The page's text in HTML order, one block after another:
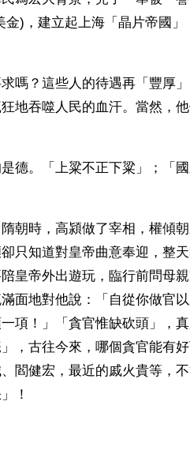
)，建立起上海「晶片帝國」
嗎？這些人的待遇再「豐厚
地吞噬人民的血汗。當然，
德。「上粱不正下粱」；「
朝時，高潁做了宰相，權傾
只知道對皇帝曲意奉迎，整
皇帝外出遊玩，臨行前問母
面地對他說：「自從你做官
項！」「貪官惟缺砍頭」，
，古往今來，哪個貪官能有
閻健宏，最近的戚火貴等，
！